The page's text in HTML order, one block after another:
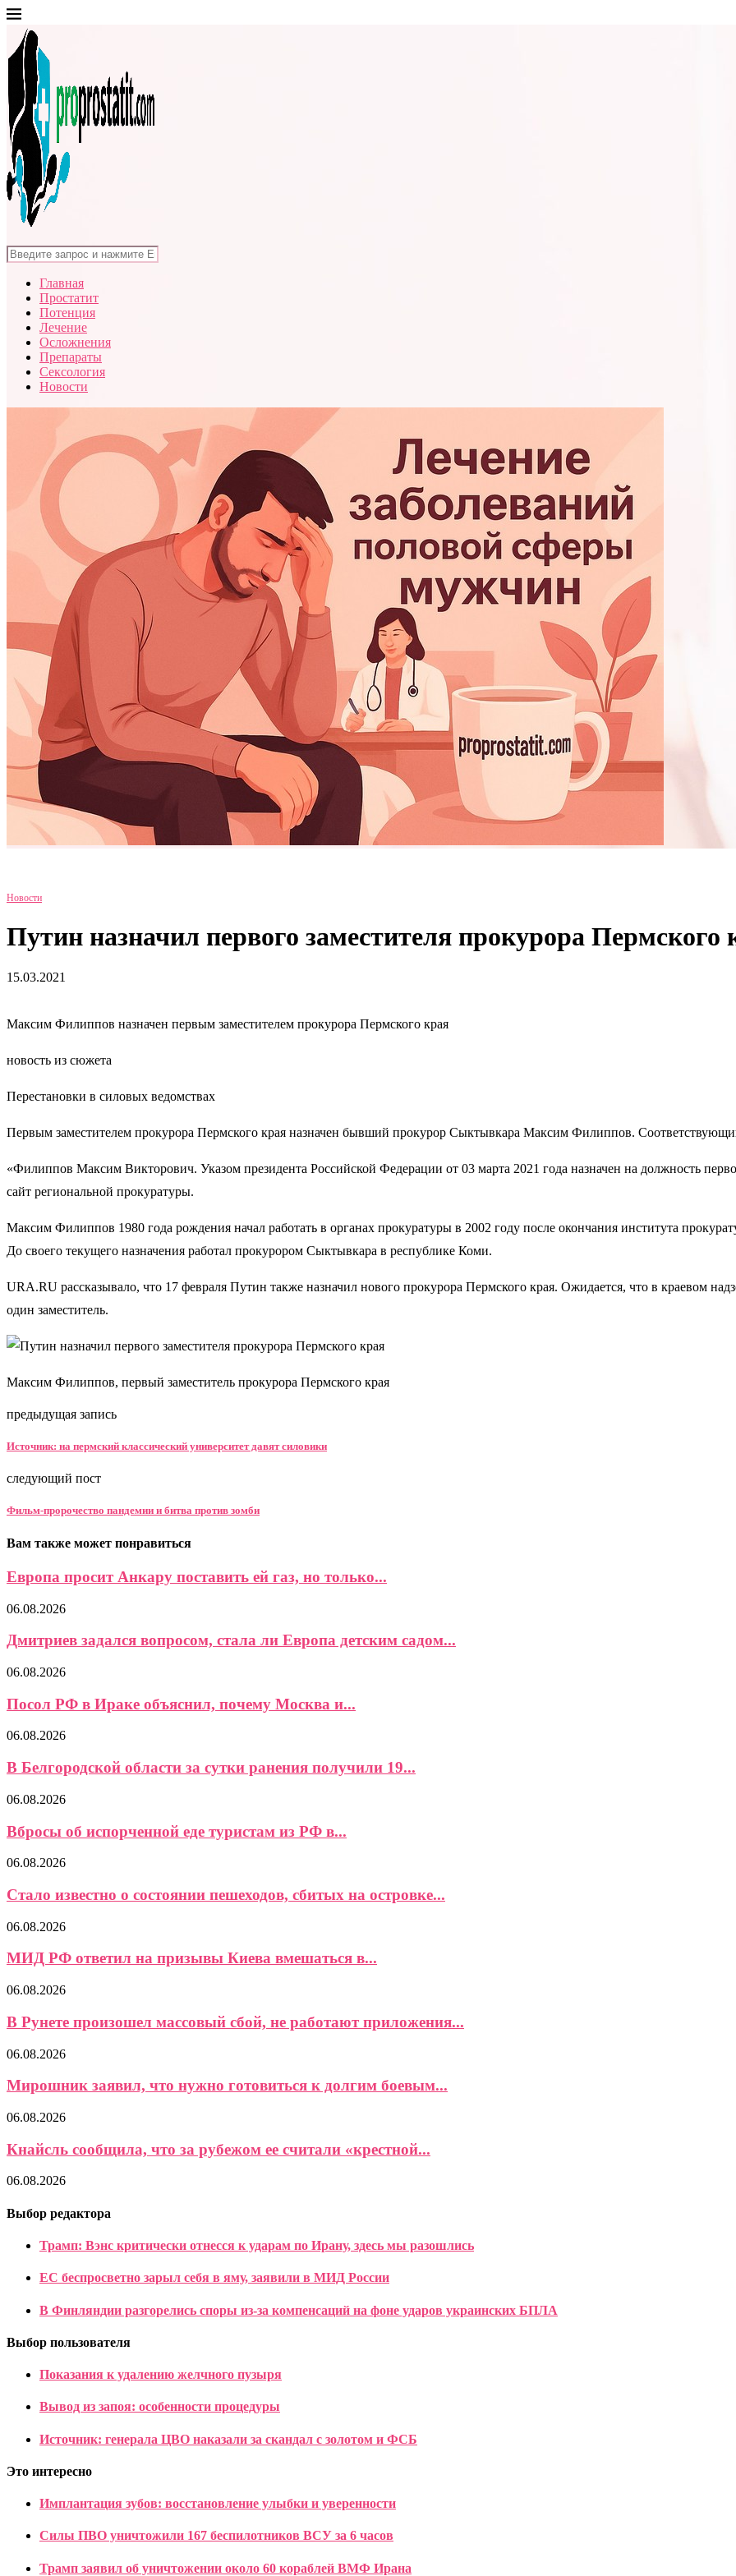
Главная
Простатит
Потенция
Лечение
Осложнения
Препараты
Сексология
Новости
Новости
Путин назначил первого заместителя прокурора Пермского
15.03.2021
Максим Филиппов назначен первым заместителем прокурора Пермского края
новость из сюжета
Перестановки в силовых ведомствах
Первым заместителем прокурора Пермского края назначен бывший прокурор Сыктывкара Максим Филиппов.
«Филиппов Максим Викторович. Указом президента Российской Федерации от 03 марта 2021 года назначен на должность
сайт региональной прокуратуры.
Максим Филиппов 1980 года рождения начал работать в органах прокуратуры в 2002 году после окончания института
До своего текущего назначения работал прокурором Сыктывкара в республике Коми.
URA.RU рассказывало, что 17 февраля Путин также назначил нового прокурора Пермского края. Ожидается, что в краевом
один заместитель.
Максим Филиппов, первый заместитель прокурора Пермского края
предыдущая запись
Источник: на пермский классический университет давят силовики
следующий пост
Фильм-пророчество пандемии и битва против зомби
Вам также может понравиться
Европа просит Анкару поставить ей газ, но только...
06.08.2026
Дмитриев задался вопросом, стала ли Европа детским садом...
06.08.2026
Посол РФ в Ираке объяснил, почему Москва и...
06.08.2026
В Белгородской области за сутки ранения получили 19...
06.08.2026
Вбросы об испорченной еде туристам из РФ в...
06.08.2026
Стало известно о состоянии пешеходов, сбитых на островке...
06.08.2026
МИД РФ ответил на призывы Киева вмешаться в...
06.08.2026
В Рунете произошел массовый сбой, не работают приложения...
06.08.2026
Мирошник заявил, что нужно готовиться к долгим боевым...
06.08.2026
Кнайсль сообщила, что за рубежом ее считали «крестной...
06.08.2026
Выбор редактора
Трамп: Вэнс критически отнесся к ударам по Ирану, здесь мы разошлись
ЕС беспросветно зарыл себя в яму, заявили в МИД России
В Финляндии разгорелись споры из-за компенсаций на фоне ударов украинских БПЛА
Выбор пользователя
Показания к удалению желчного пузыря
Вывод из запоя: особенности процедуры
Источник: генерала ЦВО наказали за скандал с золотом и ФСБ
Это интересно
Имплантация зубов: восстановление улыбки и уверенности
Силы ПВО уничтожили 167 беспилотников ВСУ за 6 часов
Трамп заявил об уничтожении около 60 кораблей ВМФ Ирана